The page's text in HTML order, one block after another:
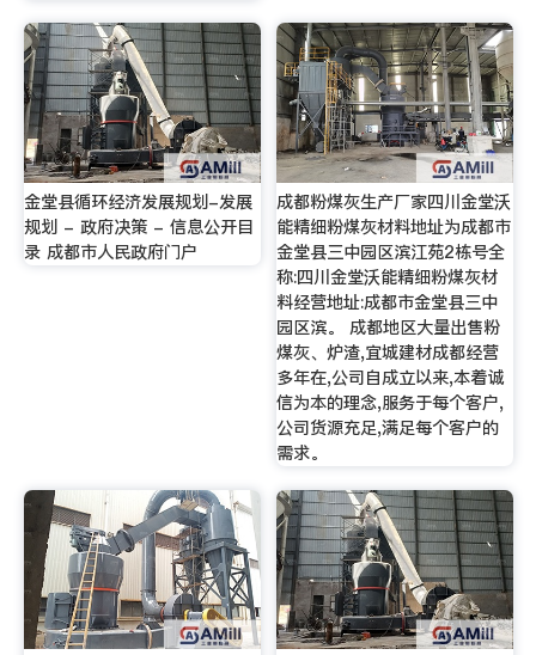
金堂县循环经济发展规划-发展
规划 - 政府决策 - 信息公开目
录 成都市人民政府门户
成都粉煤灰生产厂家四川金堂沃
能精细粉煤灰材料地址为成都市
金堂县三中园区滨江苑2栋号全
称:四川金堂沃能精细粉煤灰材
料经营地址:成都市金堂县三中
园区滨。 成都地区大量出售粉
煤灰、炉渣,宜城建材成都经营
多年在,公司自成立以来,本着诚
信为本的理念,服务于每个客户,
公司货源充足,满足每个客户的
需求。